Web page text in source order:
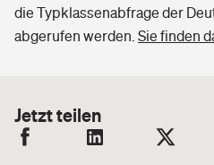
die Typklassenabfrage der
abgerufen werden. Sie finden
Jetzt teilen